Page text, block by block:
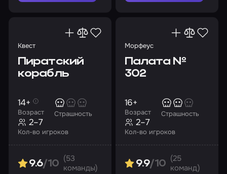
Квест
Пиратский
корабль
Возраст
14+
Страшность
Кол-во игроков
2–7
9.6/10
(53
команды)
Морфеус
Палата №
302
Возраст
16+
Страшность
Кол-во игроков
2–7
9.9/10
(25
команд)